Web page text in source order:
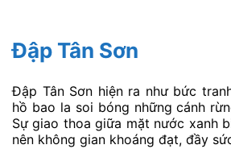
Đập Tân Sơn
Đập Tân Sơn hiện ra như bức
hồ bao la soi bóng những cánh
Sự giao thoa giữa mặt nước xanh
nên không gian khoáng đạt, đầy